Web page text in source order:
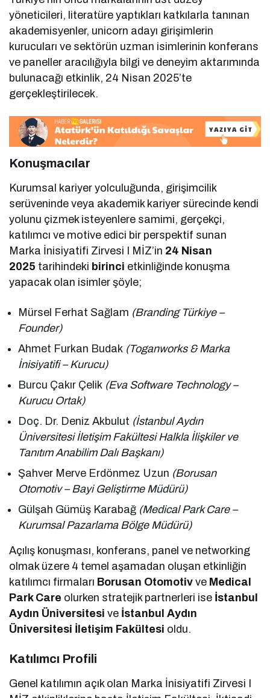
yöneticileri, literatüre yaptıkları katkılarla tanınan
akademisyenler, unicorn adayı girişimlerin
kurucuları ve sektörün uzman isimlerinin konferans
ve paneller aracılığıyla bilgi ve deneyim aktarımında
bulunacağı etkinlik, 24 Nisan 2025’te
gerçekleştirilecek.
Konuşmacılar
Kurumsal kariyer yolculuğunda, girişimcilik
serüveninde veya akademik kariyer sürecinde kendi
yolunu çizmek isteyenlere samimi, gerçekçi,
katılımcı ve motive edici bir perspektif sunan
Marka İnisiyatifi Zirvesi I MİZ’in 24 Nisan
2025 tarihindeki birinci etkinliğinde konuşma
yapacak olan isimler şöyle;
Mürsel Ferhat Sağlam (Branding Türkiye –
Founder)
Ahmet Furkan Budak (Toganworks & Marka
İnisiyatifi – Kurucu)
Burcu Çakır Çelik (Eva Software Technology –
Kurucu Ortak)
Doç. Dr. Deniz Akbulut (İstanbul Aydın
Üniversitesi İletişim Fakültesi Halkla İlişkiler ve
Tanıtım Anabilim Dalı Başkanı)
Şahver Merve Erdönmez Uzun (Borusan
Otomotiv – Bayi Geliştirme Müdürü)
Gülşah Gümüş Karabağ (Medical Park Care –
Kurumsal Pazarlama Bölge Müdürü)
Açılış konuşması, konferans, panel ve networking
olmak üzere 4 temel aşamadan oluşan etkinliğin
katılımcı firmaları Borusan Otomotiv ve Medical
Park Care olurken stratejik partnerleri ise İstanbul
Aydın Üniversitesive İstanbul Aydın
Üniversitesi İletişim Fakültesi oldu.
Katılımcı Profili
Genel katılımın açık olan Marka İnisiyatifi Zirvesi I